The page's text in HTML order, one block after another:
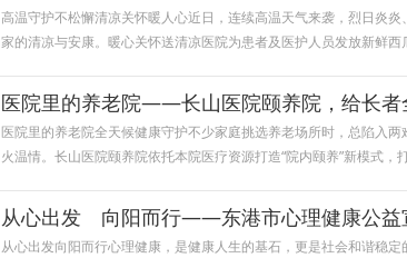
高温守护不松懈清凉关怀暖人心近日，连续高温天气来袭，烈日炎
家的清凉与安康。暖心关怀送清凉医院为患者及医护人员发放新鲜
医院里的养老院——长山医院颐养院，给长者
医院里的养老院全天候健康守护不少家庭挑选养老场所时，总陷入
火温情。长山医院颐养院依托本院医疗资源打造“院内颐养”新模式
从心出发 向阳而行——东港市心理健康公益
从心出发向阳而行心理健康，是健康人生的基石，更是社会和谐稳